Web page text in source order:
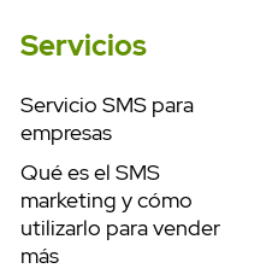
Servicios
Servicio SMS para
empresas
Qué es el SMS
marketing y cómo
utilizarlo para vender
más